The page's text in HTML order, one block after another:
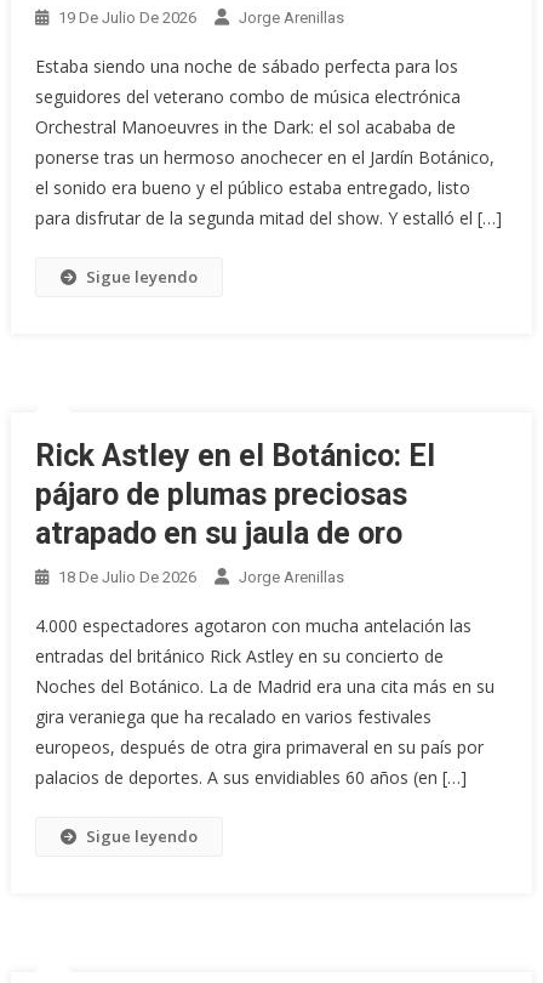
19 De Julio De 2026 Jorge Arenillas
Estaba siendo una noche de sábado perfecta para los
seguidores del veterano combo de música electrónica
Orchestral Manoeuvres in the Dark: el sol acababa de
ponerse tras un hermoso anochecer en el Jardín Botánico,
el sonido era bueno y el público estaba entregado, listo
para disfrutar de la segunda mitad del show. Y estalló el […]
Sigue leyendo
Rick Astley en el Botánico: El
pájaro de plumas preciosas
atrapado en su jaula de oro
18 De Julio De 2026 Jorge Arenillas
4.000 espectadores agotaron con mucha antelación las
entradas del británico Rick Astley en su concierto de
Noches del Botánico. La de Madrid era una cita más en su
gira veraniega que ha recalado en varios festivales
europeos, después de otra gira primaveral en su país por
palacios de deportes. A sus envidiables 60 años (en […]
Sigue leyendo